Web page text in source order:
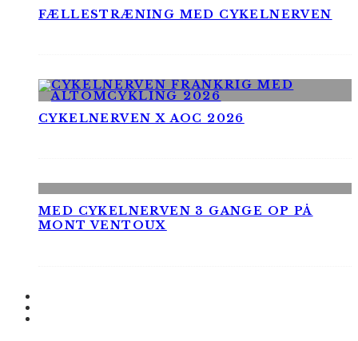
FÆLLESTRÆNING MED CYKELNERVEN
CYKELNERVEN X AOC 2026
MED CYKELNERVEN 3 GANGE OP PÅ
MONT VENTOUX